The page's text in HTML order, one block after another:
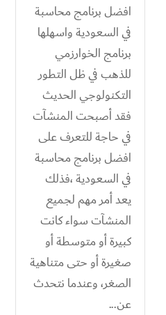
افضل برنامج محاسبة
في السعودية واسهلها
برنامج الخوارزمي
للذهب في ظل التطور
التكنولوجي الحديث
فقد أصبحت المنشآت
في حاجة للتعرف على
افضل برنامج محاسبة
في السعودية ،فذلك
يعد أمر مهم لجميع
المنشآت سواء كانت
كبيرة أو متوسطة أو
صغيرة أو حتى متناهية
الصغر، وعندما نتحدث
عن...